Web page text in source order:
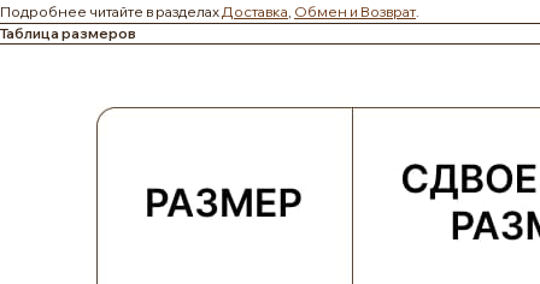
Подробнее читайте в разделах Доставка Обмен и Возврат.
Таблица размеров